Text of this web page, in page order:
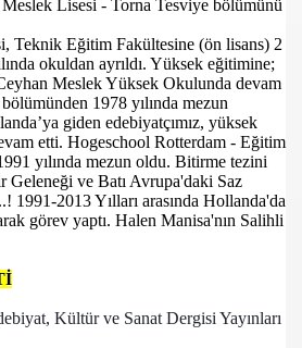
Meslek Lisesi - Torna Tesviye bölümünü
Teknik Eğitim Fakültesine (ön lisans) 2
okuldan ayrıldı. Yüksek eğitimine;
Meslek Yüksek Okulunda devam
1978 yılında mezun
giden edebiyatçımız, yüksek
etti. Hogeschool Rotterdam - Eğitim
yılında mezun oldu. Bitirme tezini
Geleneği ve Batı Avrupa'daki Saz
1991-2013 Yılları arasında Hollanda'da
görev yaptı. Halen Manisa'nın Salihli
Kültür ve Sanat Dergisi Yayınları